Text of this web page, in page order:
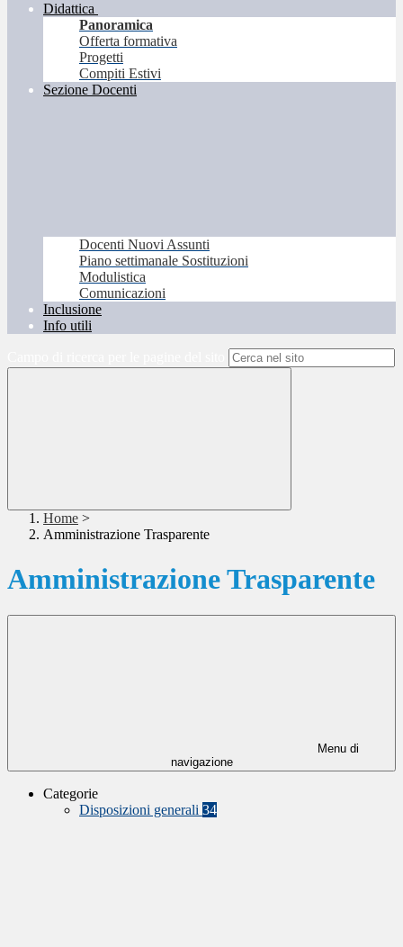
Didattica
Panoramica
Offerta formativa
Progetti
Compiti Estivi
Sezione Docenti
Docenti Nuovi Assunti
Piano settimanale Sostituzioni
Modulistica
Comunicazioni
Inclusione
Info utili
Home >
Amministrazione Trasparente
Amministrazione Trasparente
Menu di
navigazione
Categorie
Disposizioni generali 34